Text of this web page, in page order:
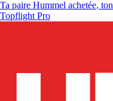
Ta paire Hummel achetée, ton
Topflight Pro